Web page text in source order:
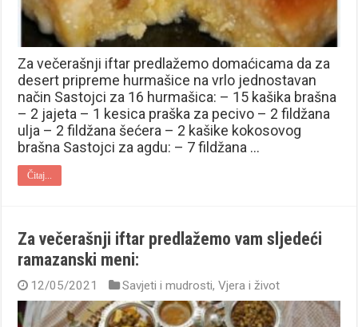
Za večerašnji iftar predlažemo domaćicama da za
desert pripreme hurmašice na vrlo jednostavan
način Sastojci za 16 hurmašica: – 15 kašika brašna
– 2 jajeta – 1 kesica praška za pecivo – 2 fildžana
ulja – 2 fildžana šećera – 2 kašike kokosovog
brašna Sastojci za agdu: – 7 fildžana …
Čitaj...
Za večerašnji iftar predlažemo vam sljedeći
ramazanski meni:
12/05/2021 Savjeti i mudrosti,Vjera i život